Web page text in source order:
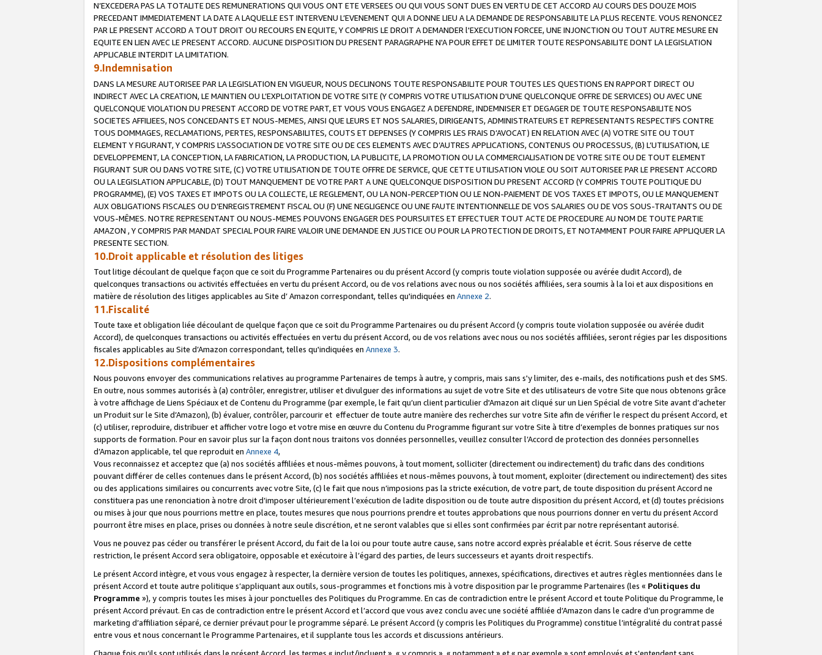
N’EXCEDERA PAS LA TOTALITE DES REMUNERATIONS QUI VOUS ONT ETE VERSEES OU QUI VOUS SONT DUES EN VERTU DE CET ACCORD AU COURS DES DOUZE MOIS
PRECEDANT IMMEDIATEMENT LA DATE A LAQUELLE EST INTERVENU L’EVENEMENT QUI A DONNE LIEU A LA DEMANDE DE RESPONSABILITE LA PLUS RECENTE. VOUS RENONCEZ
PAR LE PRESENT ACCORD A TOUT DROIT OU RECOURS EN EQUITE, Y COMPRIS LE DROIT A DEMANDER l'EXECUTION FORCEE, UNE INJONCTION OU TOUT AUTRE MESURE EN
EQUITE EN LIEN AVEC LE PRESENT ACCORD. AUCUNE DISPOSITION DU PRESENT PARAGRAPHE N'A POUR EFFET DE LIMITER TOUTE RESPONSABILITE DONT LA LEGISLATION
APPLICABLE INTERDIT LA LIMITATION.
9.Indemnisation
DANS LA MESURE AUTORISEE PAR LA LEGISLATION EN VIGUEUR, NOUS DECLINONS TOUTE RESPONSABILITE POUR TOUTES LES QUESTIONS EN RAPPORT DIRECT OU
INDIRECT AVEC LA CREATION, LE MAINTIEN OU L’EXPLOITATION DE VOTRE SITE (Y COMPRIS VOTRE UTILISATION D'UNE QUELCONQUE OFFRE DE SERVICES) OU AVEC UNE
QUELCONQUE VIOLATION DU PRESENT ACCORD DE VOTRE PART, ET VOUS VOUS ENGAGEZ A DEFENDRE, INDEMNISER ET DEGAGER DE TOUTE RESPONSABILITE NOS
SOCIETES AFFILIEES, NOS CONCEDANTS ET NOUS-MEMES, AINSI QUE LEURS ET NOS SALARIES, DIRIGEANTS, ADMINISTRATEURS ET REPRESENTANTS RESPECTIFS CONTRE
TOUS DOMMAGES, RECLAMATIONS, PERTES, RESPONSABILITES, COUTS ET DEPENSES (Y COMPRIS LES FRAIS D’AVOCAT) EN RELATION AVEC (A) VOTRE SITE OU TOUT
ELEMENT Y FIGURANT, Y COMPRIS L’ASSOCIATION DE VOTRE SITE OU DE CES ELEMENTS AVEC D’AUTRES APPLICATIONS, CONTENUS OU PROCESSUS, (B) L’UTILISATION, LE
DEVELOPPEMENT, LA CONCEPTION, LA FABRICATION, LA PRODUCTION, LA PUBLICITE, LA PROMOTION OU LA COMMERCIALISATION DE VOTRE SITE OU DE TOUT ELEMENT
FIGURANT SUR OU DANS VOTRE SITE, (C) VOTRE UTILISATION DE TOUTE OFFRE DE SERVICE, QUE CETTE UTILISATION VIOLE OU SOIT AUTORISEE PAR LE PRESENT ACCORD
OU LA LEGISLATION APPLICABLE, (D) TOUT MANQUEMENT DE VOTRE PART A UNE QUELCONQUE DISPOSITION DU PRESENT ACCORD (Y COMPRIS TOUTE POLITIQUE DU
PROGRAMME), (E) VOS TAXES ET IMPOTS OU LA COLLECTE, LE REGLEMENT, OU LA NON-PERCEPTION OU LE NON-PAIEMENT DE VOS TAXES ET IMPOTS, OU LE MANQUEMENT
AUX OBLIGATIONS FISCALES OU D’ENREGISTREMENT FISCAL OU (F) UNE NEGLIGENCE OU UNE FAUTE INTENTIONNELLE DE VOS SALARIES OU DE VOS SOUS-TRAITANTS OU DE
VOUS-MÊMES. NOTRE REPRESENTANT OU NOUS-MEMES POUVONS ENGAGER DES POURSUITES ET EFFECTUER TOUT ACTE DE PROCEDURE AU NOM DE TOUTE PARTIE
AMAZON , Y COMPRIS PAR MANDAT SPECIAL POUR FAIRE VALOIR UNE DEMANDE EN JUSTICE OU POUR LA PROTECTION DE DROITS, ET NOTAMMENT POUR FAIRE APPLIQUER LA
PRESENTE SECTION.
10.Droit applicable et résolution des litiges
Tout litige découlant de quelque façon que ce soit du Programme Partenaires ou du présent Accord (y compris toute violation supposée ou avérée dudit Accord), de
quelconques transactions ou activités effectuées en vertu du présent Accord, ou de vos relations avec nous ou nos sociétés affiliées, sera soumis à la loi et aux dispositions en
matière de résolution des litiges applicables au Site d’ Amazon correspondant, telles qu'indiquées en Annexe 2.
11.Fiscalité
Toute taxe et obligation liée découlant de quelque façon que ce soit du Programme Partenaires ou du présent Accord (y compris toute violation supposée ou avérée dudit
Accord), de quelconques transactions ou activités effectuées en vertu du présent Accord, ou de vos relations avec nous ou nos sociétés affiliées, seront régies par les dispositions
fiscales applicables au Site d’Amazon correspondant, telles qu'indiquées en Annexe 3.
12.Dispositions complémentaires
Nous pouvons envoyer des communications relatives au programme Partenaires de temps à autre, y compris, mais sans s'y limiter, des e-mails, des notifications push et des SMS.
En outre, nous sommes autorisés à (a) contrôler, enregistrer, utiliser et divulguer des informations au sujet de votre Site et des utilisateurs de votre Site que nous obtenons grâce
à votre affichage de Liens Spéciaux et de Contenu du Programme (par exemple, le fait qu’un client particulier d'Amazon ait cliqué sur un Lien Spécial de votre Site avant d’acheter
un Produit sur le Site d’Amazon), (b) évaluer, contrôler, parcourir et effectuer de toute autre manière des recherches sur votre Site afin de vérifier le respect du présent Accord, et
(c) utiliser, reproduire, distribuer et afficher votre logo et votre mise en œuvre du Contenu du Programme figurant sur votre Site à titre d’exemples de bonnes pratiques sur nos
supports de formation. Pour en savoir plus sur la façon dont nous traitons vos données personnelles, veuillez consulter l’Accord de protection des données personnelles
d’Amazon applicable, tel que reproduit en Annexe 4,
Vous reconnaissez et acceptez que (a) nos sociétés affiliées et nous-mêmes pouvons, à tout moment, solliciter (directement ou indirectement) du trafic dans des conditions
pouvant différer de celles contenues dans le présent Accord, (b) nos sociétés affiliées et nous-mêmes pouvons, à tout moment, exploiter (directement ou indirectement) des sites
ou des applications similaires ou concurrents avec votre Site, (c) le fait que nous n’imposions pas la stricte exécution, de votre part, de toute disposition du présent Accord ne
constituera pas une renonciation à notre droit d’imposer ultérieurement l’exécution de ladite disposition ou de toute autre disposition du présent Accord, et (d) toutes précisions
ou mises à jour que nous pourrions mettre en place, toutes mesures que nous pourrions prendre et toutes approbations que nous pourrions donner en vertu du présent Accord
pourront être mises en place, prises ou données à notre seule discrétion, et ne seront valables que si elles sont confirmées par écrit par notre représentant autorisé.
Vous ne pouvez pas céder ou transférer le présent Accord, du fait de la loi ou pour toute autre cause, sans notre accord exprès préalable et écrit. Sous réserve de cette
restriction, le présent Accord sera obligatoire, opposable et exécutoire à l’égard des parties, de leurs successeurs et ayants droit respectifs.
Le présent Accord intègre, et vous vous engagez à respecter, la dernière version de toutes les politiques, annexes, spécifications, directives et autres règles mentionnées dans le
présent Accord et toute autre politique s’appliquant aux outils, sous-programmes et fonctions mis à votre disposition par le programme Partenaires (les « Politiques du
Programme »), y compris toutes les mises à jour ponctuelles des Politiques du Programme. En cas de contradiction entre le présent Accord et toute Politique du Programme, le
présent Accord prévaut. En cas de contradiction entre le présent Accord et l’accord que vous avez conclu avec une société affiliée d’Amazon dans le cadre d’un programme de
marketing d’affiliation séparé, ce dernier prévaut pour le programme séparé. Le présent Accord (y compris les Politiques du Programme) constitue l’intégralité du contrat passé
entre vous et nous concernant le Programme Partenaires, et il supplante tous les accords et discussions antérieurs.